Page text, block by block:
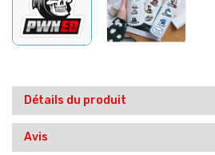
Détails du produit
Avis